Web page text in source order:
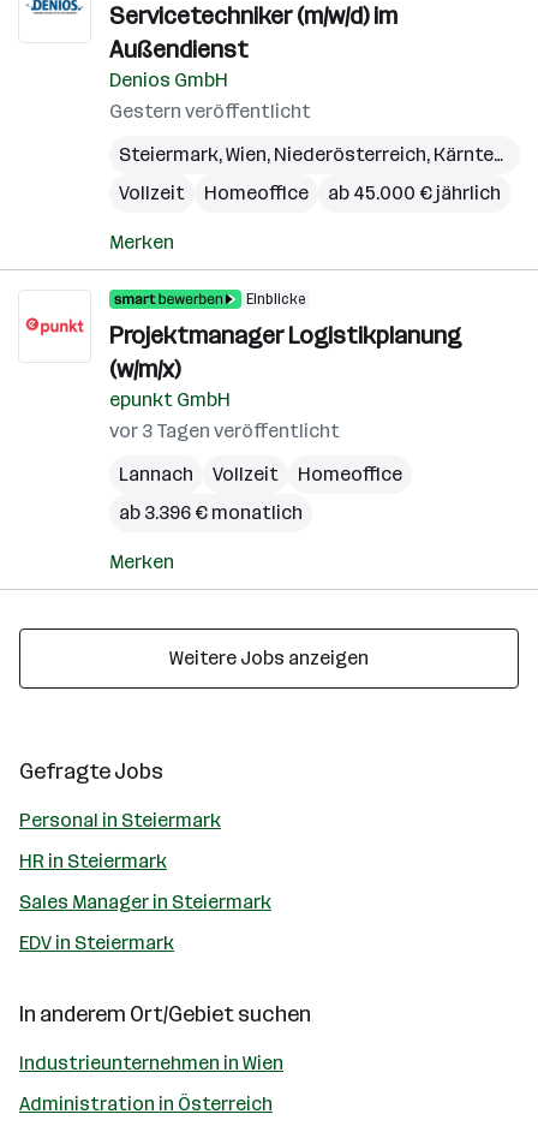
Servicetechniker (m/w/d) im
Außendienst
Denios GmbH
Gestern veröffentlicht
Steiermark,Wien, Niederösterreich, Kärnten
Vollzeit
Homeoffice ab 45.000 € jährlich
Merken
Einblicke
Projektmanager Logistikplanung
(w/m/x)
epunkt GmbH
vor 3 Tagen veröffentlicht
Lannach
Vollzeit
Homeoffice
ab 3.396 € monatlich
Merken
Weitere Jobs anzeigen
Gefragte Jobs
Personal in Steiermark
HR in Steiermark
Sales Manager in Steiermark
EDV in Steiermark
In anderem Ort/Gebiet suchen
Industrieunternehmen in Wien
Administration in Österreich